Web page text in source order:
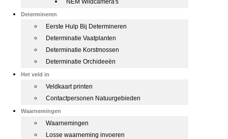
NEM Wildcamera's
Determineren
Eerste Hulp Bij Determineren
Determinatie Vaatplanten
Determinatie Korstmossen
Determinatie Orchideeën
Het veld in
Veldkaart printen
Contactpersonen Natuurgebieden
Waarnemingen
Waarnemingen
Losse waarneming invoeren